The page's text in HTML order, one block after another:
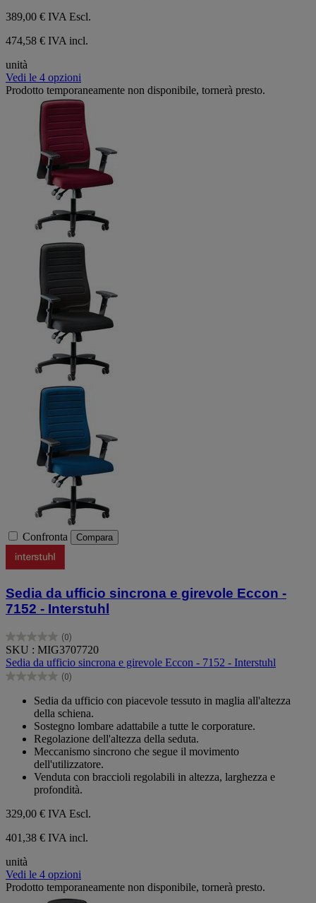
389,00 € IVA Escl.
474,58 € IVA incl.
unità
Vedi le 4 opzioni
Prodotto temporaneamente non disponibile, tornerà presto.
Confronta Compara
Sedia da ufficio sincrona e girevole Eccon -
7152 - Interstuhl
(0)
0.0
su
5
stelle.
SKU : MIG3707720
Sedia da ufficio sincrona e girevole Eccon - 7152 - Interstuhl
(0)
0.0
Sedia da ufficio con piacevole tessuto in maglia all'altezza
della schiena.
Sostegno lombare adattabile a tutte le corporature.
Regolazione dell'altezza della seduta.
Meccanismo sincrono che segue il movimento
dell'utilizzatore.
Venduta con braccioli regolabili in altezza, larghezza e
profondità.
329,00 € IVA Escl.
401,38 € IVA incl.
unità
Vedi le 4 opzioni
Prodotto temporaneamente non disponibile, tornerà presto.